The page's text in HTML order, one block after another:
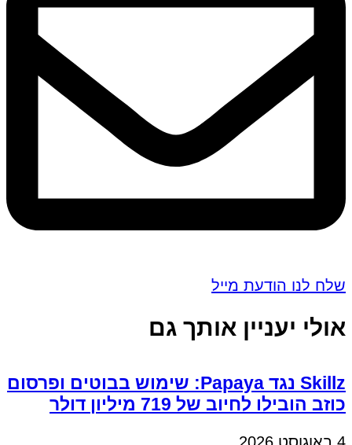
שלח לנו הודעת מייל
אולי יעניין אותך גם
Skillz נגד Papaya: שימוש בבוטים ופרסום
כוזב הובילו לחיוב של 719 מיליון דולר